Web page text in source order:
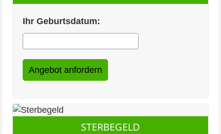
Ihr Geburtsdatum:
STERBEGELD